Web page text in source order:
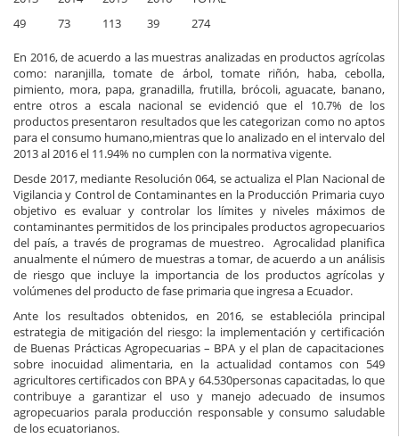
49
73 113 39 274
En 2016,de acuerdo a las muestras analizadasen productos agrícolas
como: naranjilla, tomate de árbol, tomate riñón, haba, cebolla,
pimiento, mora, papa, granadilla, frutilla, brócoli, aguacate, banano,
entre otros a escala nacional se evidenció queel 10.7% de los
productos presentaron resultados que les categorizan como no aptos
para el consumo humano,mientras que lo analizado en el intervalo del
2013 al 2016el 11.94% no cumplen con la normativa vigente.
Desde 2017,mediante Resolución 064, seactualiza el Plan Nacional de
Vigilancia y Control de Contaminantes en la Producción Primaria cuyo
objetivo es evaluar y controlar los límites yniveles máximos de
contaminantes permitidos de los principales productos agropecuarios
del país, a través de programas de muestreo. Agrocalidad planifica
anualmente el número de muestras a tomar, de acuerdo aun análisis
de riesgo que incluye la importancia de los productos agrícolas y
volúmenes del producto defase primaria que ingresa a Ecuador.
Ante los resultados obtenidos, en 2016,se establecióla principal
estrategia de mitigación del riesgo: la implementación y certificación
de Buenas Prácticas Agropecuarias – BPA y el plan de capacitaciones
sobre inocuidad alimentaria, en la actualidad contamos con 549
agricultores certificados con BPA y 64.530personas capacitadas, lo que
contribuye a garantizar el uso y manejo adecuado de insumos
agropecuarios parala producción responsable y consumo saludable
de los ecuatorianos.